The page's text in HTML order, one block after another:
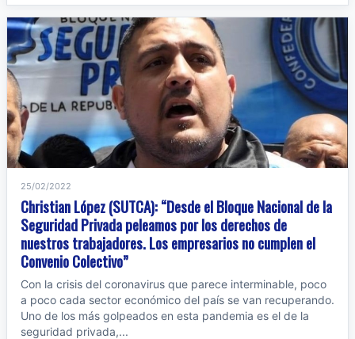
25/02/2022
Christian López (SUTCA): “Desde el Bloque Nacional de la
Seguridad Privada peleamos por los derechos de
nuestros trabajadores. Los empresarios no cumplen el
Convenio Colectivo”
Con la crisis del coronavirus que parece interminable, poco
a poco cada sector económico del país se van recuperando.
Uno de los más golpeados en esta pandemia es el de la
seguridad privada,...